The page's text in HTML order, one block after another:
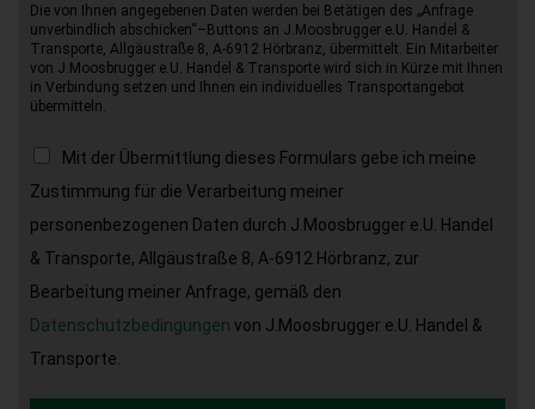
Die von Ihnen angegebenen Daten werden bei Betätigen des „Anfrage
unverbindlich abschicken“–Buttons an J.Moosbrugger e.U. Handel &
Transporte, Allgäustraße 8, A-6912 Hörbranz, übermittelt. Ein Mitarbeiter
von J.Moosbrugger e.U. Handel & Transporte wird sich in Kürze mit Ihnen
in Verbindung setzen und Ihnen ein individuelles Transportangebot
übermitteln.
Mit der Übermittlung dieses Formulars gebe ich meine
Zustimmung für die Verarbeitung meiner
personenbezogenen Daten durch J.Moosbrugger e.U. Handel
& Transporte, Allgäustraße 8, A-6912 Hörbranz, zur
Bearbeitung meiner Anfrage, gemäß den
Datenschutzbedingungen von J.Moosbrugger e.U. Handel &
Transporte.